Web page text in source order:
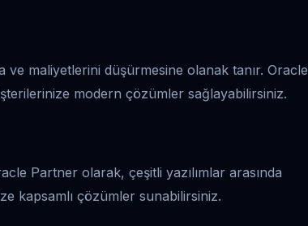
maliyetlerini düşürmesine olanak tanır. Oracle
modern çözümler sağlayabilirsiniz.
Partner olarak, çeşitli yazılımlar arasında
kapsamlı çözümler sunabilirsiniz.